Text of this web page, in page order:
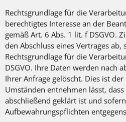
Rechtsgrundlage für die
berechtigtes Interesse an der
gemäß Art. 6 Abs. 1 lit. f DSGVO.
den Abschluss eines Vertrages ab,
Rechtsgrundlage für die
DSGVO. Ihre Daten werden nach
Ihrer Anfrage gelöscht. Dies ist
Umständen entnehmen lässt,
abschließend geklärt ist und
Aufbewahrungspflichten